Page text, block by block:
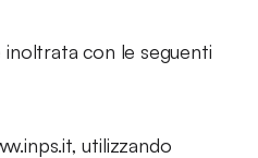
inoltrata con le seguenti
utilizzando